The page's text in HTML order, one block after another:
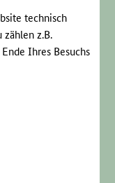
technisch
z.B.
Ihres Besuchs